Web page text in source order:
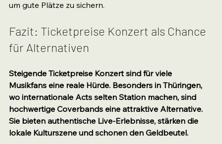
um gute Plätze zu sichern.
Fazit: Ticketpreise Konzert als Chance
für Alternativen
Steigende Ticketpreise Konzert sind für viele
Musikfans eine reale Hürde. Besonders in Thüringen,
wo internationale Acts selten Station machen, sind
hochwertige Coverbands eine attraktive Alternative.
Sie bieten authentische Live-Erlebnisse, stärken die
lokale Kulturszene und schonen den Geldbeutel.